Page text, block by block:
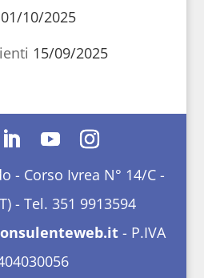
01/10/2025
15/09/2025
- Corso Ivrea N° 14/C -
- Tel. 351 9913594
- P.IVA